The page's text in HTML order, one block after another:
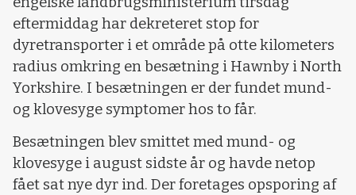
eftermiddag har dekreteret stop for
dyretransporter i et område på otte kilometers
radius omkring en besætning i Hawnby i North
Yorkshire. I besætningen er der fundet mund-
og klovesyge symptomer hos to får.
Besætningen blev smittet med mund- og
klovesyge i august sidste år og havde netop
fået sat nye dyr ind. Der foretages opsporing af